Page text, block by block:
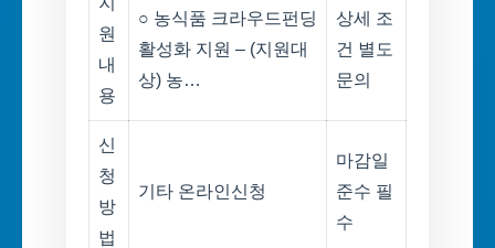
원
내
용
○ 농식품 크라우드펀딩
활성화 지원 – (지원대
상) 농…
상세 조
건 별도
문의
신
청
방
법
기타 온라인신청
마감일
준수 필
수